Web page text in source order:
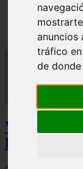
anuncios
tráfico
de
En África
moléculas
Video
IA: Hinton y